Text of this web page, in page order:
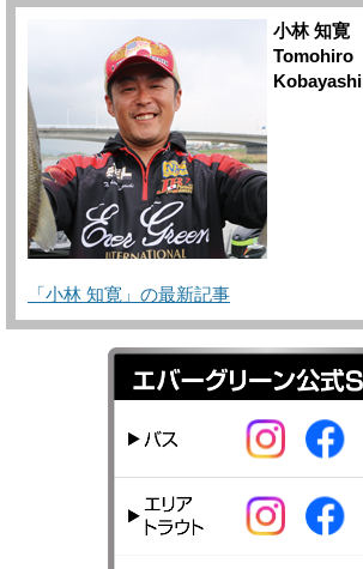
小林 知寛
Tomohiro
Kobayashi
「小林 知寛」の最新記事